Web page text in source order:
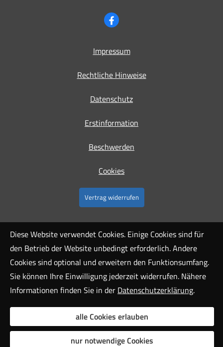
Impressum
Rechtliche Hinweise
Datenschutz
Erstinformation
Beschwerden
Cookies
Vertrag widerrufen
Diese Website verwendet Cookies. Einige Cookies sind für
den Betrieb der Website unbedingt erforderlich. Andere
Cookies sind optional und erweitern den Funktionsumfang.
Sie können Ihre Einwilligung jederzeit widerrufen. Nähere
Informationen finden Sie in der Datenschutzerklärung.
alle Cookies erlauben
nur notwendige Cookies